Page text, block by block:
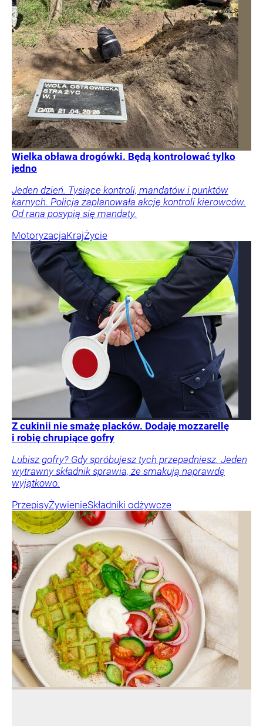
Wielka obława drogówki. Będą kontrolować tylko
jedno
Jeden dzień. Tysiące kontroli, mandatów i punktów
karnych. Policja zaplanowała akcję kontroli kierowców.
Od rana posypią się mandaty.
MotoryzacjaKrajŻycie
Z cukinii nie smażę placków. Dodaję mozzarellę
i robię chrupiące gofry
Lubisz gofry? Gdy spróbujesz tych przepadniesz. Jeden
wytrawny składnik sprawia, że smakują naprawdę
wyjątkowo.
PrzepisyŻywienieSkładniki odżywcze